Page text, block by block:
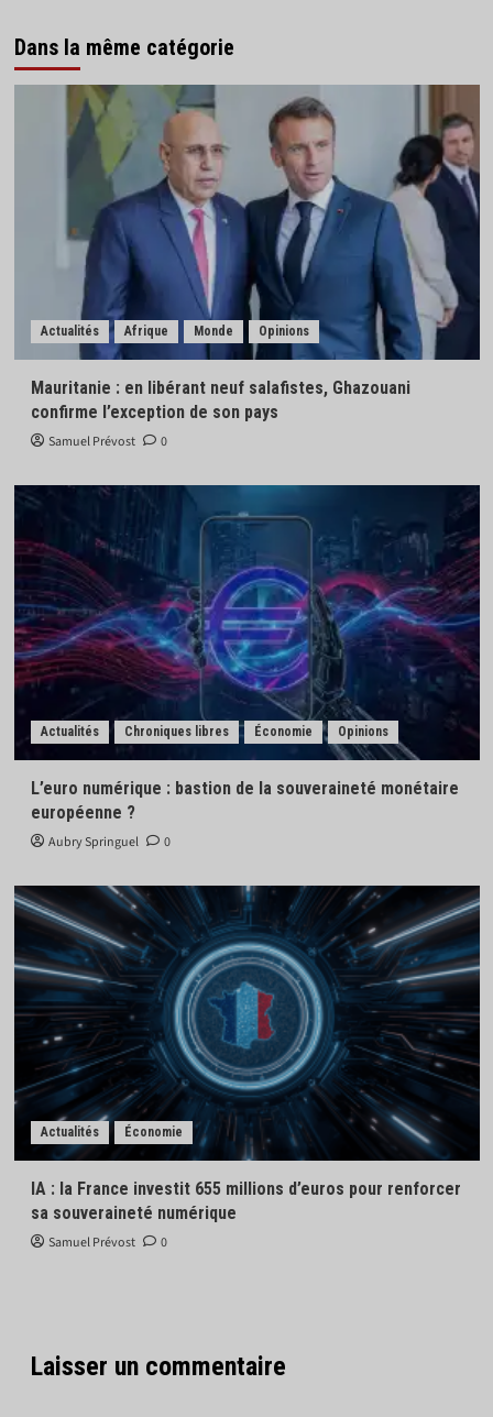
Dans la même catégorie
Actualités Afrique Monde Opinions
Mauritanie : en libérant neuf salafistes, Ghazouani
confirme l’exception de son pays
Samuel Prévost 0
Actualités Chroniques libres Économie Opinions
L’euro numérique : bastion de la souveraineté monétaire
européenne ?
Aubry Springuel 0
Actualités Économie
IA : la France investit 655 millions d’euros pour renforcer
sa souveraineté numérique
Samuel Prévost 0
Laisser un commentaire